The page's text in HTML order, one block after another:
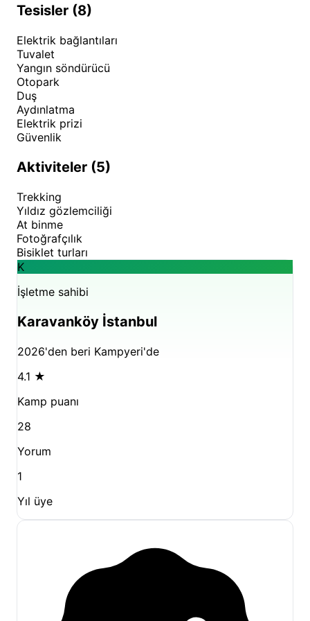
olabilir. Karavanköy İstanbul'dan ayrılarak
yerel pazarları ziyaret etmek de bölgeyi tanımanın
farklı yolları arasında yer alabilir. Bu bölge, şehir
hayatından kısa süreli kaçışlar için pek çok farklı
doğal güzelliği bir arada sunmaktadır. Karavanköy
İstanbul rezervasyon seçeneklerini ve müsaitlik
durumunu sayfamızdaki takvimden inceleyebilirsiniz.
Tesisler (8)
Elektrik bağlantıları
Tuvalet
Yangın söndürücü
Otopark
Duş
Aydınlatma
Elektrik prizi
Güvenlik
Aktiviteler (5)
Trekking
Yıldız gözlemciliği
At binme
Fotoğrafçılık
Bisiklet turları
K
İşletme sahibi
Karavanköy İstanbul
2026'den beri Kampyeri'de
4.1 ★
Kamp puanı
28
Yorum
1
Yıl üye